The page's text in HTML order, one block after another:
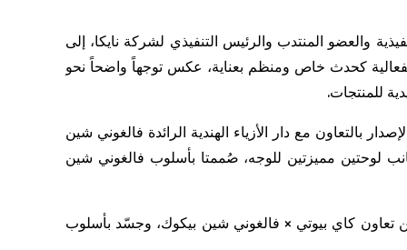
والعضو المنتدب والرئيس التنفيذي لشركة نايكا، إلى
كحدث خاص ومنظم بعناية، عكس توجهاً واضحاً نحو
للمنتجات.
بالتعاون مع دار الأزياء الهندية الرائدة فالغوني شين
لوحتين مميزتين للوجه، صُممتا بأسلوب فالغوني شين
تعاون كاي بيوتي × فالغوني شين بيكوك، وجسّد بأسلوب